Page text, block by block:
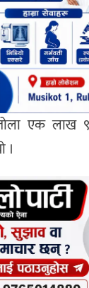
एक लाख
।